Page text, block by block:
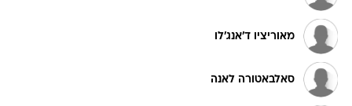
מאוריציו ד'אנג'לו
סאלבאטורה לאנה